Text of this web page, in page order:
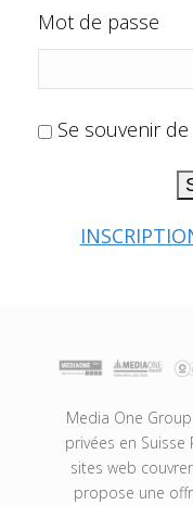
Mot de passe
Se souvenir
Media One
privées en Suisse
sites web
propose une